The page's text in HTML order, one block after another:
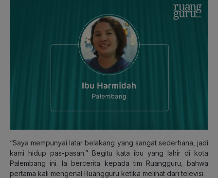
“Saya mempunyai latar belakang yang sangat sederhana, jadi
kami hidup pas-pasan.” Begitu kata ibu yang lahir di kota
Palembang ini. Ia bercerita kepada tim Ruangguru, bahwa
pertama kali mengenal Ruangguru ketika melihat dari televisi.